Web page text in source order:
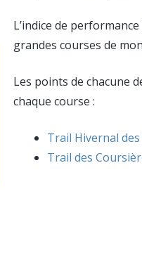
L’indice de
grandes courses de
Les points de chacune
chaque course :
Trail Hivernal
Trail des